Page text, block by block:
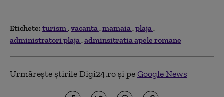
Etichete: turism vacanta mamaia plaja
administratori plaja adminsitratia apele romane
Urmărește știrile Digi24.ro și peGoogle News